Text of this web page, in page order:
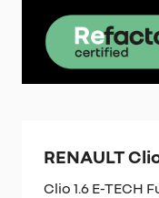
RENAULT
Clio 1.6 E-TECH